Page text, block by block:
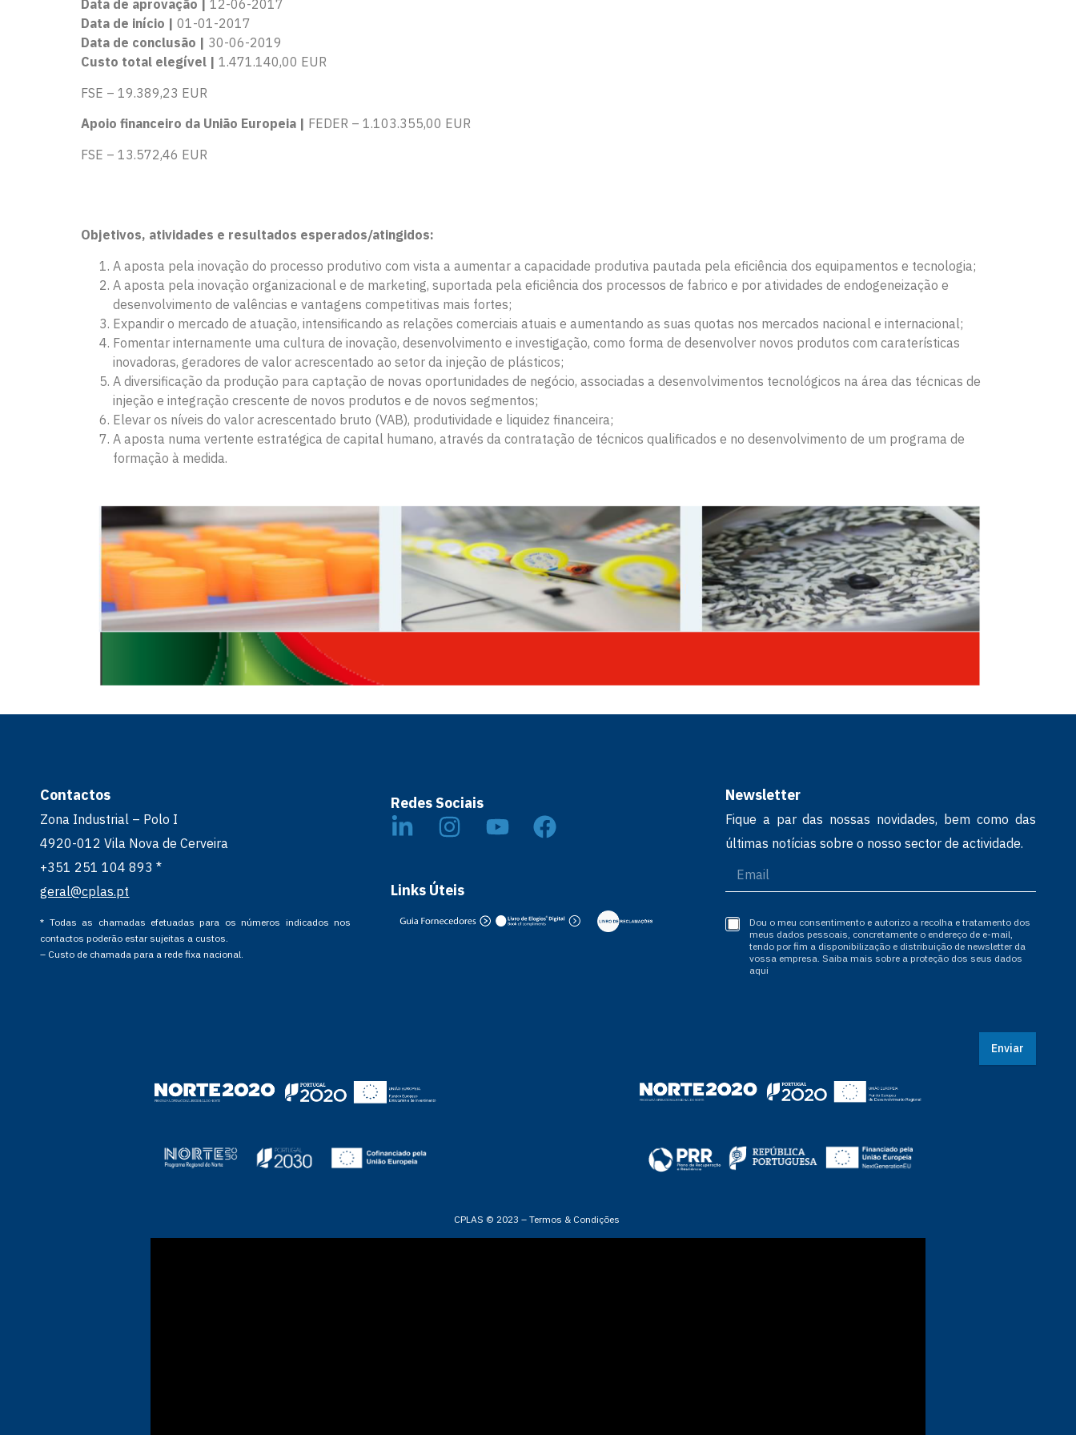
Data de aprovação |
12-06-2017
Data de início | 01-01-2017
Data de conclusão | 30-06-2019
Custo total elegível | 1.471.140,00 EUR
FSE – 19.389,23 EUR
Apoio financeiro da União Europeia | FEDER – 1.103.355,00 EUR
FSE – 13.572,46 EUR
Objetivos, atividades e resultados esperados/atingidos:
A aposta pela inovação do processo produtivo com vista a aumentar a capacidade produtiva pautada pela eficiência dos equipamentos e tecnologia;
A aposta pela inovação organizacional e de marketing, suportada pela eficiência dos processos de fabrico e por atividades de endogeneização e
desenvolvimento de valências e vantagens competitivas mais fortes;
Expandir o mercado de atuação, intensificando as relações comerciais atuais e aumentando as suas quotas nos mercados nacional e internacional;
Fomentar internamente uma cultura de inovação, desenvolvimento e investigação, como forma de desenvolver novos produtos com caraterísticas
inovadoras, geradores de valor acrescentado ao setor da injeção de plásticos;
A diversificação da produção para captação de novas oportunidades de negócio, associadas a desenvolvimentos tecnológicos na área das técnicas de
injeção e integração crescente de novos produtos e de novos segmentos;
Elevar os níveis do valor acrescentado bruto (VAB), produtividade e liquidez financeira;
A aposta numa vertente estratégica de capital humano, através da contratação de técnicos qualificados e no desenvolvimento de um programa de
formação à medida.
Contactos
Zona Industrial – Polo I
4920-012 Vila Nova de Cerveira
+351 251 104 893 *
geral@cplas.pt
* Todas as chamadas efetuadas para os números indicados nos
contactos poderão estar sujeitas a custos.
– Custo de chamada para a rede fixa nacional.
Redes Sociais
Links Úteis
Newsletter
Fique a par das nossas novidades, bem como das
últimas notícias sobre o nosso sector de actividade.
Dou o meu consentimento e autorizo a recolha e tratamento dos
meus dados pessoais, concretamente o endereço de e-mail,
tendo por fim a disponibilização e distribuição de newsletter da
vossa empresa. Saiba mais sobre a proteção dos seus dados
aqui
Enviar
CPLAS © 2023 – Termos & Condições